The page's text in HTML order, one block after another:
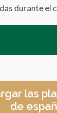
durante el
las
de